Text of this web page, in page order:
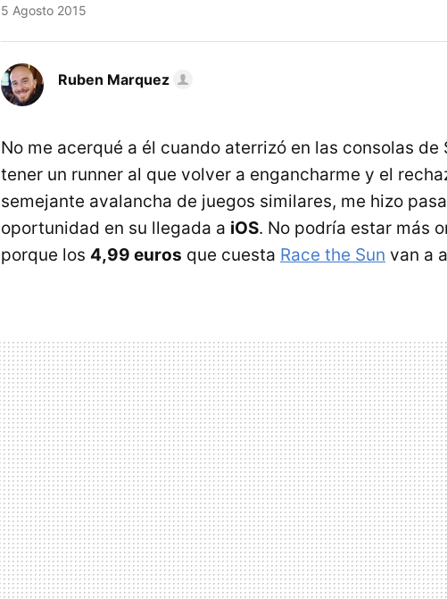
5 Agosto 2015
Ruben Marquez
No me acerqué a él cuando aterrizó en las consolas de
tener un runner al que volver a engancharme y el
semejante avalancha de juegos similares, me hizo
oportunidad en su llegada a iOS. No podría estar más
porque los 4,99 euros que cuesta Race the Sun van a